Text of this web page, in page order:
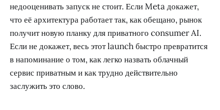
недооценивать запуск не стоит. Если Meta докажет,
что её архитектура работает так, как обещано, рынок
получит новую планку для приватного consumer AI.
Если не докажет, весь этот launch быстро превратится
в напоминание о том, как легко назвать облачный
сервис приватным и как трудно действительно
заслужить это слово.